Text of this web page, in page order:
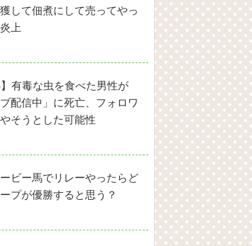
して佃煮にして売ってやっ
上
有毒な虫を食べた男性が
ブ配信中」に死亡、フォロワ
そうとした可能性
ビー馬でリレーやったらど
プが優勝すると思う？